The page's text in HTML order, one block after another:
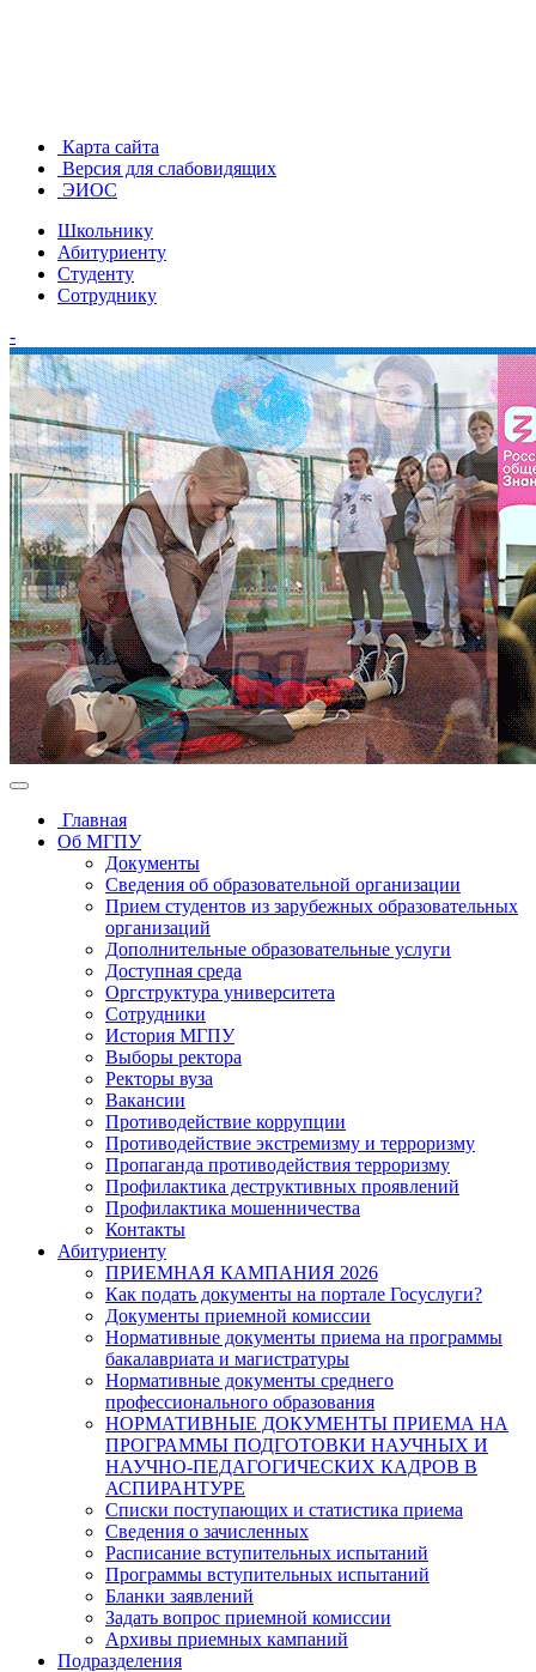
Карта сайта
Версия для слабовидящих
ЭИОС
Школьнику
Абитуриенту
Студенту
Сотруднику
-
Главная
Об МГПУ
Документы
Сведения об образовательной организации
Прием студентов из зарубежных образовательных
организаций
Дополнительные образовательные услуги
Доступная среда
Оргструктура университета
Сотрудники
История МГПУ
Выборы ректора
Ректоры вуза
Вакансии
Противодействие коррупции
Противодействие экстремизму и терроризму
Пропаганда противодействия терроризму
Профилактика деструктивных проявлений
Профилактика мошенничества
Контакты
Абитуриенту
ПРИЕМНАЯ КАМПАНИЯ 2026
Как подать документы на портале Госуслуги?
Документы приемной комиссии
Нормативные документы приема на программы
бакалавриата и магистратуры
Нормативные документы среднего
профессионального образования
НОРМАТИВНЫЕ ДОКУМЕНТЫ ПРИЕМА НА
ПРОГРАММЫ ПОДГОТОВКИ НАУЧНЫХ И
НАУЧНО-ПЕДАГОГИЧЕСКИХ КАДРОВ В
АСПИРАНТУРЕ
Списки поступающих и статистика приема
Сведения о зачисленных
Расписание вступительных испытаний
Программы вступительных испытаний
Бланки заявлений
Задать вопрос приемной комиссии
Архивы приемных кампаний
Подразделения